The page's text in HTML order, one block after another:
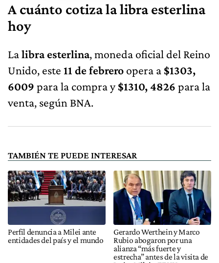
A cuánto cotiza la libra esterlina
hoy
Lalibra esterlina, moneda oficial del Reino
Unido, este 11 de febrero opera a $1303,
6009 para la compra y$1310, 4826 para la
venta, según BNA.
TAMBIÉN TE PUEDE INTERESAR
Perfil denuncia a Milei ante
entidades del país y el mundo
Gerardo Werthein y Marco
Rubio abogaron por una
alianza “más fuerte y
estrecha” antes de la visita de